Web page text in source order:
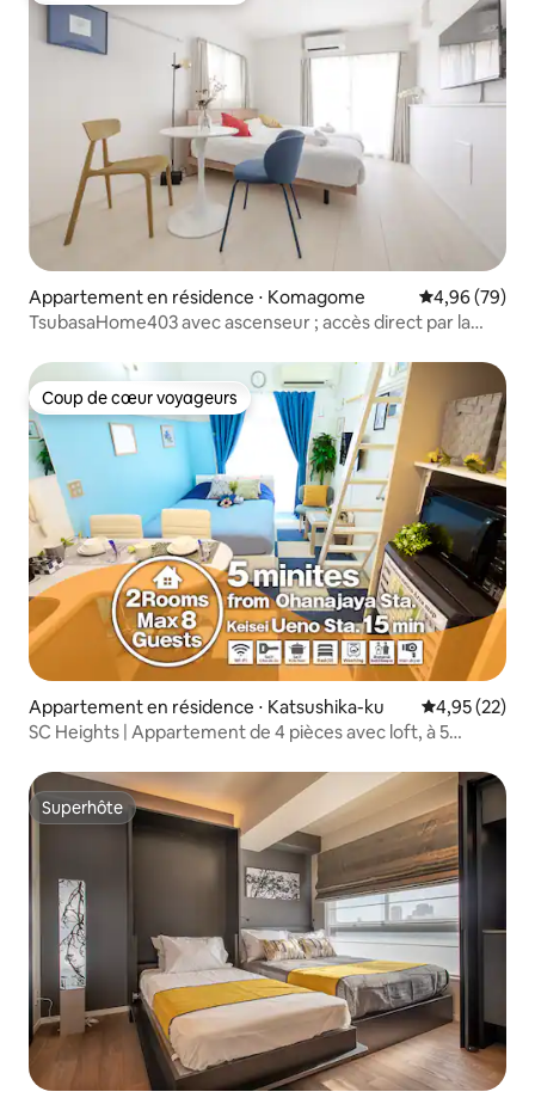
Appartement en résidence ⋅ Komagome Évaluation
4,96 (79)
TsubasaHome403 avec ascenseur ; accès direct par la
Tokyo/Ikebukuro/Shinjuku/Ueno/Shibuya/Rokugien, aux
cerisiers en fleurs et aux sources thermales aux feuilles
rouges
Coup de cœur voyageurs
Coup de cœur voyageurs
Appartement en résidence ⋅ Katsushika-ku Évaluation
4,95 (22)
SC Heights | Appartement de 4 pièces avec loft, à 5
accès à l'aéroport, SC Heights 105...
Superhôte
Superhôte